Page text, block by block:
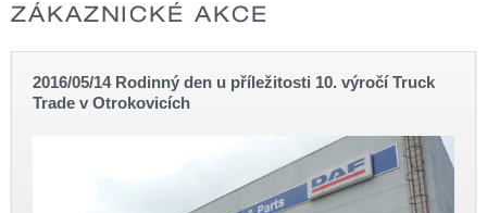
ZÁKAZNICKÉ AKCE
2016/05/14 Rodinný den u příležitosti 10. výročí Truck
Trade v Otrokovicích